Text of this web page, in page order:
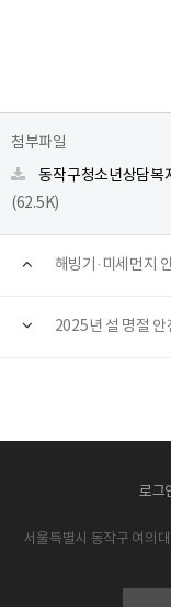
첨부파일
동작구청소년상담복
(62.5K)
해빙기·미세먼지
2025년 설 명절
로그
서울특별시 동작구 여의